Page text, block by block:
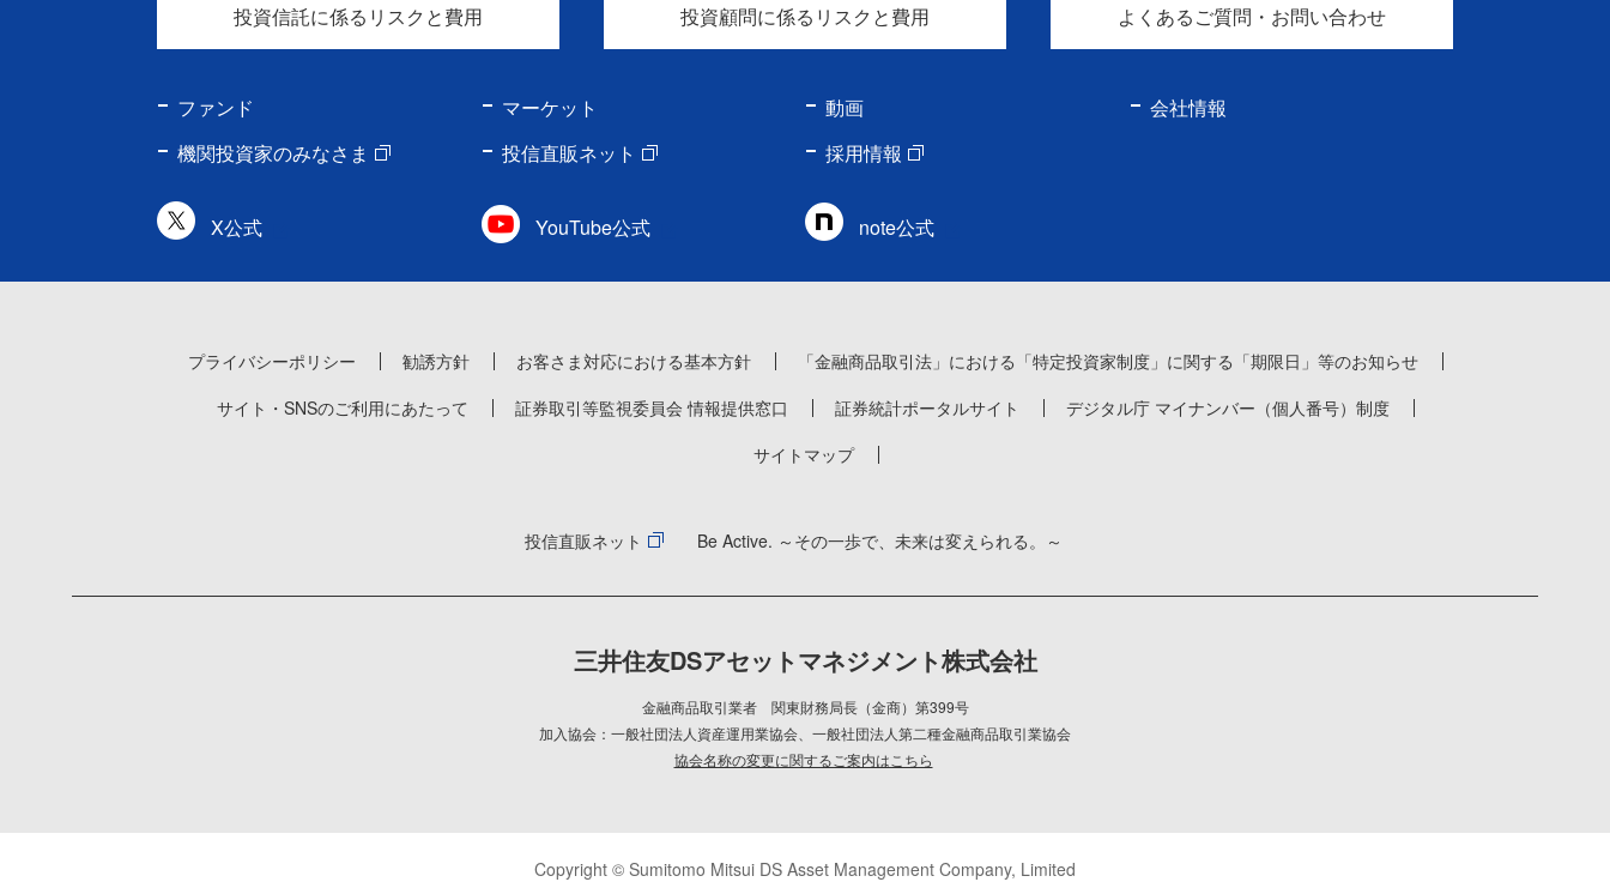
投資信託に係るリスクと費用 投資顧問に係るリスクと費用 よくあるご質問・お問い合わせ
ファンド マーケット 動画
会社情報
機関投資家のみなさま
投信直販ネット 採用情報
X公式 YouTube公式 note公式
プライバシーポリシー 勧誘方針 お客さま対応における基本方針
「金融商品取引法」における「特定投資家制度」に関する「期限日」等のお知らせ
サイト・SNSのご利用にあたって
証券取引等監視委員会 情報提供窓口 証券統計ポータルサイト
デジタル庁 マイナンバー（個人番号）制度
サイトマップ
投信直販ネット Be Active. ～その一歩で、未来は変えられる。～
三井住友DSアセットマネジメント株式会社
金融商品取引業者 関東財務局長（金商）第399号
加入協会：一般社団法人資産運用業協会
一般社団法人第二種金融商品取引業協会
協会名称の変更に関するご案内はこちら
Copyright © Sumitomo Mitsui DS Asset Management Company, Limited